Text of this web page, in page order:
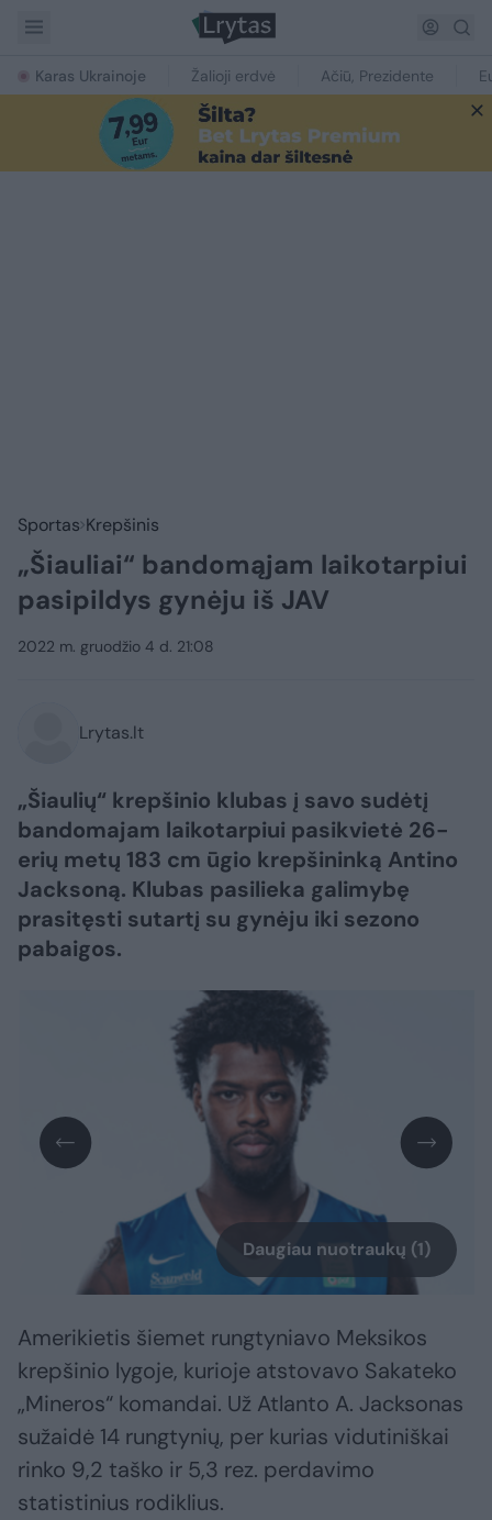
Karas Ukrainoje Žalioji erdvė Ačiū, Prezidente
Sportas Krepšinis
„Šiauliai“ bandomąjam laikotarpiui
pasipildys gynėju iš JAV
2022 m. gruodžio 4 d. 21:08
Lrytas.lt
„Šiaulių“ krepšinio klubas į savo sudėtį
bandomajam laikotarpiui pasikvietė 26-
erių metų 183 cm ūgio krepšininką Antino
Jacksoną. Klubas pasilieka galimybę
prasitęsti sutartį su gynėju iki sezono
pabaigos.
Daugiau nuotraukų (1)
Amerikietis šiemet rungtyniavo Meksikos
krepšinio lygoje, kurioje atstovavo Sakateko
„Mineros“ komandai. Už Atlanto A. Jacksonas
sužaidė 14 rungtynių, per kurias vidutiniškai
rinko 9,2 taško ir 5,3 rez. perdavimo
statistinius rodiklius.